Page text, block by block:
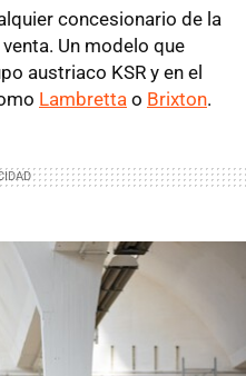
concesionario de la
Un modelo que
austriaco KSR y en el
Lambretta o Brixton.